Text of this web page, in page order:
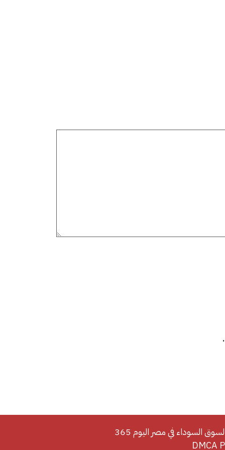
السوداء في مصر اليوم 365
DMCA